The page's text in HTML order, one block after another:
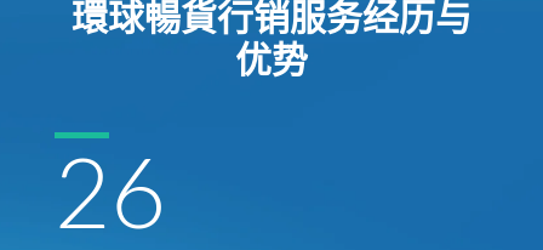
環球暢貨行销服务经历与
优势
26